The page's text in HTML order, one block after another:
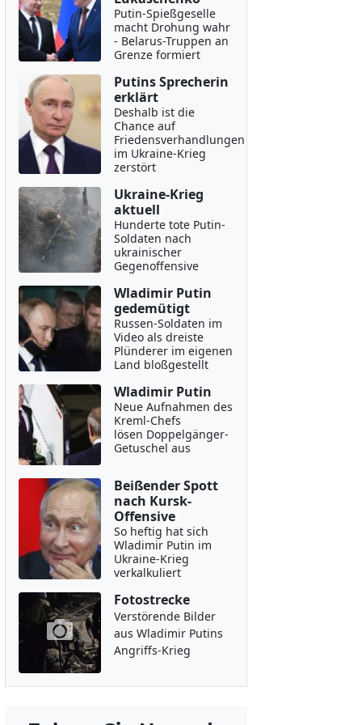
Putin-Spießgeselle
macht Drohung wahr
- Belarus-Truppen an
Grenze formiert
Putins Sprecherin
erklärt
Deshalb ist die
Chance auf
Friedensverhandlungen
im Ukraine-Krieg
zerstört
Ukraine-Krieg
aktuell
Hunderte tote Putin-
Soldaten nach
ukrainischer
Gegenoffensive
Wladimir Putin
gedemütigt
Russen-Soldaten im
Video als dreiste
Plünderer im eigenen
Land bloßgestellt
Wladimir Putin
Neue Aufnahmen des
Kreml-Chefs
lösen Doppelgänger-
Getuschel aus
Beißender Spott
nach Kursk-
Offensive
So heftig hat sich
Wladimir Putin im
Ukraine-Krieg
verkalkuliert
Fotostrecke
Verstörende Bilder
aus Wladimir Putins
Angriffs-Krieg